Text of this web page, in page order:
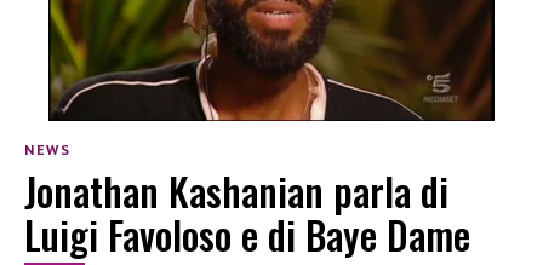
NEWS
Jonathan Kashanian parla di
Luigi Favoloso e di Baye Dame